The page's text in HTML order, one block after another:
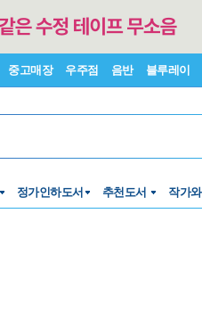
중고매장 우주점 음반 블루레이
정가인하도서 추천도서 작가